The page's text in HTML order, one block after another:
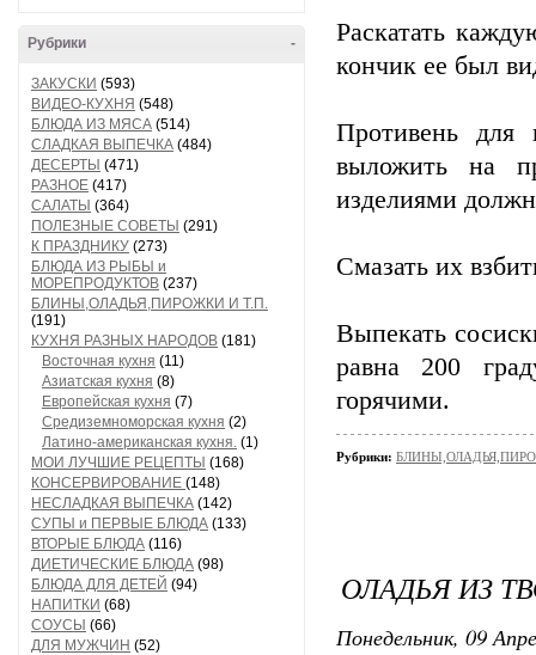
-
Рубрики
ЗАКУСКИ (593)
ВИДЕО-КУХНЯ (548)
БЛЮДА ИЗ МЯСА (514)
СЛАДКАЯ ВЫПЕЧКА (484)
ДЕСЕРТЫ (471)
РАЗНОЕ (417)
САЛАТЫ (364)
ПОЛЕЗНЫЕ СОВЕТЫ (291)
К ПРАЗДНИКУ (273)
БЛЮДА ИЗ РЫБЫ и
МОРЕПРОДУКТОВ (237)
БЛИНЫ,ОЛАДЬЯ,ПИРОЖКИ И Т.П.
(191)
КУХНЯ РАЗНЫХ НАРОДОВ (181)
Восточная кухня (11)
Азиатская кухня (8)
Европейская кухня (7)
Средиземноморская кухня (2)
Латино-американская кухня. (1)
МОИ ЛУЧШИЕ РЕЦЕПТЫ (168)
КОНСЕРВИРОВАНИЕ (148)
НЕСЛАДКАЯ ВЫПЕЧКА (142)
СУПЫ и ПЕРВЫЕ БЛЮДА (133)
ВТОРЫЕ БЛЮДА (116)
ДИЕТИЧЕСКИЕ БЛЮДА (98)
БЛЮДА ДЛЯ ДЕТЕЙ (94)
НАПИТКИ (68)
СОУСЫ (66)
ДЛЯ МУЖЧИН (52)
Раскатать
кончик ее был
Противень для
выложить на
изделиями
Смазать их
Выпекать
равна 200
горячими.
Рубрики:
ОЛАДЬЯ ИЗ
Понедельник, 09